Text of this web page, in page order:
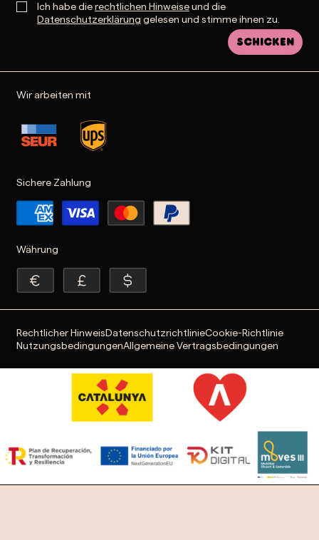
Ich habe dierechtlichen Hinweiseund die
Datenschutzerklärung gelesen und stimme ihnen zu.
Schicken
Wir arbeiten mit
Sichere Zahlung
Währung
Rechtlicher HinweisDatenschutzrichtlinieCookie-Richtlinie
NutzungsbedingungenAllgemeine Vertragsbedingungen